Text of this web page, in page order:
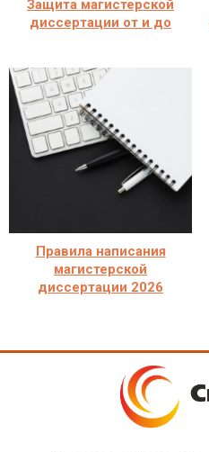
Защита магистерской
диссертации от и до
Правила написания
магистерской
диссертации 2026